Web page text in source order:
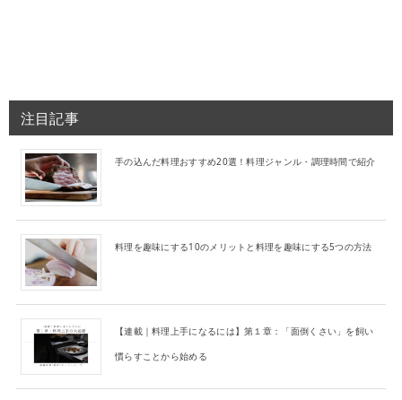
注目記事
手の込んだ料理おすすめ20選！料理ジャンル・調理時間で紹介
料理を趣味にする10のメリットと料理を趣味にする5つの方法
【連載｜料理上手になるには】第１章：「面倒くさい」を飼い
慣らすことから始める